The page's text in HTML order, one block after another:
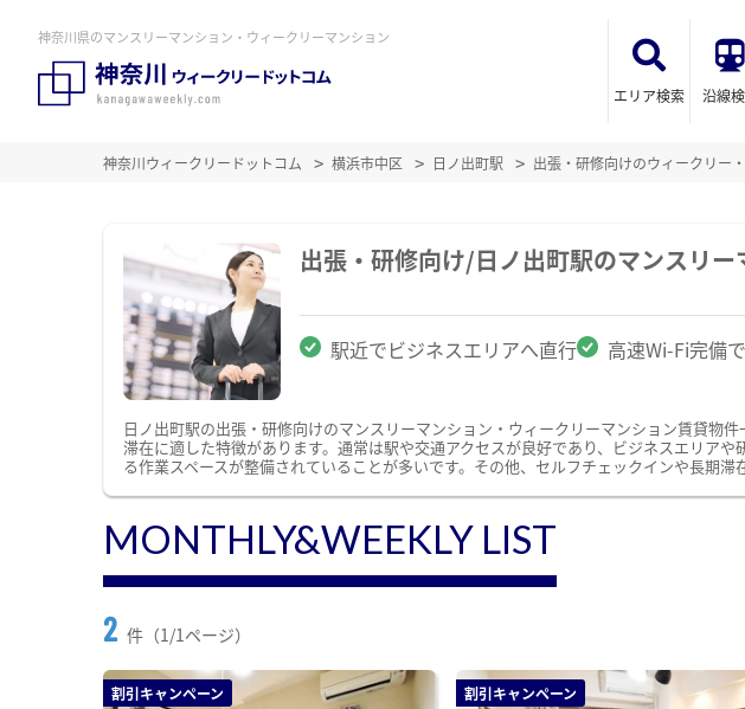
神奈川県のマンスリーマンション・ウィークリーマンション
エリア検索 沿線
神奈川ウィークリードットコム 横浜市中区 日ノ出町駅 出張・研修向けのウィークリー
出張・研修向け/日ノ出町駅のマンスリ
駅近でビジネスエリアへ直行 高速Wi-Fi完備
日ノ出町駅の出張・研修向けのマンスリーマンション・ウィークリーマンション賃貸物
滞在に適した特徴があります。通常は駅や交通アクセスが良好であり、ビジネスエリア
る作業スペースが整備されていることが多いです。その他、セルフチェックインや長期
MONTHLY&WEEKLY LIST
2 件（1/1ページ）
割引キャンペーン 割引キャンペーン